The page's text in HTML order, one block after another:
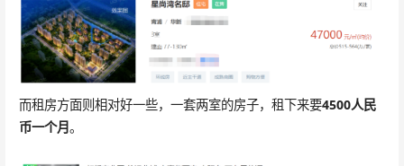
而租房方面则相对好一些，一套两室的房子，租下来要4500人民
币一个月。